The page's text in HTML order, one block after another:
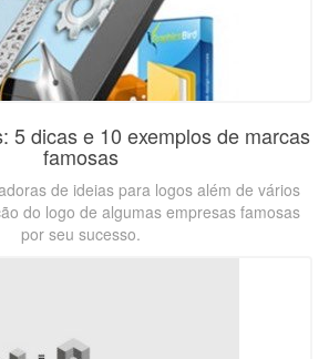
5 dicas e 10 exemplos de marcas
famosas
de ideias para logos além de vários
do logo de algumas empresas famosas
por seu sucesso.